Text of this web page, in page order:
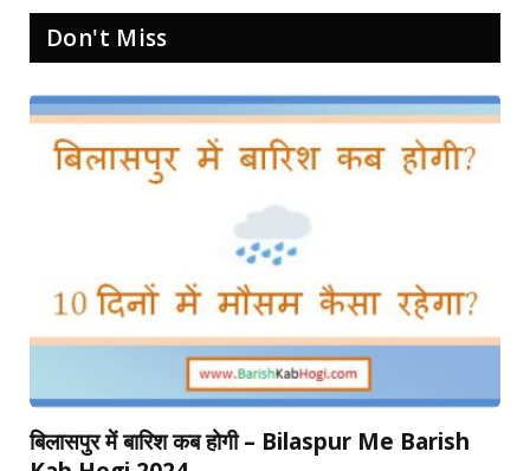
Don't Miss
बिलासपुर में बारिश कब होगी – Bilaspur Me Barish